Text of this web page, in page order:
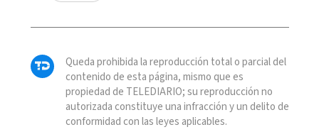
Queda prohibida la reproducción total o parcial del
contenido de esta página, mismo que es
propiedad de TELEDIARIO; su reproducción no
autorizada constituye una infracción y un delito de
conformidad con las leyes aplicables.